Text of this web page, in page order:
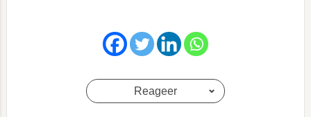
Reageer